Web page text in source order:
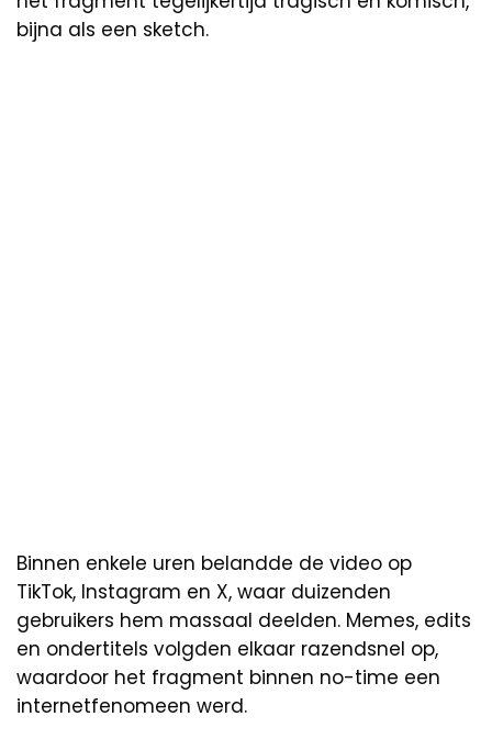
bijna als een sketch.
Binnen enkele uren belandde de video op
TikTok, Instagram en X, waar duizenden
gebruikers hem massaal deelden. Memes, edits
en ondertitels volgden elkaar razendsnel op,
waardoor het fragment binnen no-time een
internetfenomeen werd.